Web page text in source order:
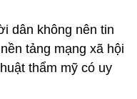
dân không nên tin
tảng mạng xã hội
thẩm mỹ có uy